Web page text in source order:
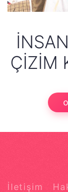
ÇIZIM
İletişim